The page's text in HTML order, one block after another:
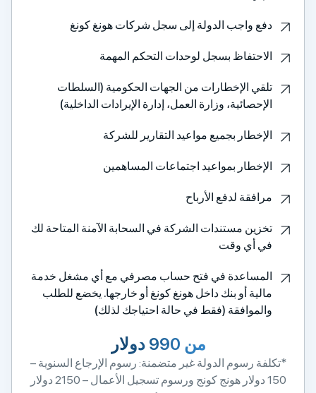
واجب الدولة إلى سجل شركات هونغ كونغ
بسجل لوحدات التحكم المهمة
الإخطارات من الجهات الحكومية (السلطات
وزارة العمل، إدارة الإيرادات الداخلية)
بجميع مواعيد التقارير للشركة
بمواعيد اجتماعات المساهمين
لدفع الأرباح
مستندات الشركة في السحابة الآمنة المتاحة لك
أي وقت
في فتح حساب مصرفي مع أي مشغل خدمة
أو بنك داخل هونغ كونغ أو خارجها. يخضع للطلب
(فقط في حالة احتياجك لذلك)
رسوم الدولة غير متضمنة: رسوم الإرجاع السنوية –
150 دولار هونج كونج ورسوم تسجيل الأعمال – 2150 دولار